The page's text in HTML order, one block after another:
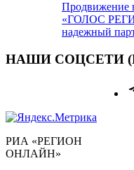
Продвижение
«ГОЛОС
надежный
НАШИ СОЦСЕТИ
РИА «РЕГИОН
ОНЛАЙН»